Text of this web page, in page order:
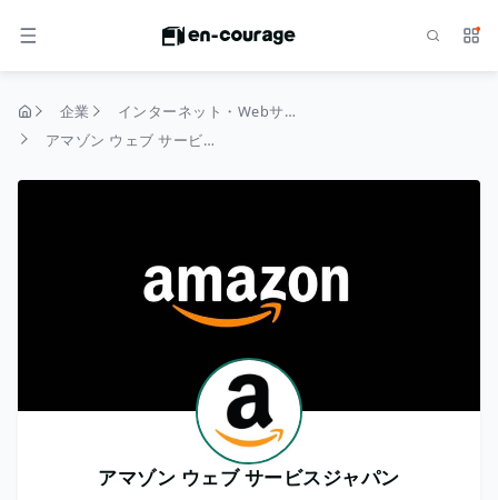
メニュー サ
企業
インターネット・Webサービス
アマゾン ウェブ サービスジャパン
アマゾン ウェブ サービスジャパン